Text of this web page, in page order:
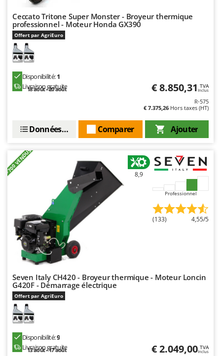
Ceccato Tritone Super Monster - Broyeur thermique
professionnel - Moteur Honda GX390
Offert par AgriEuro
Disponibilité:1
Livraison gratuite
18 août - 20 août € 8.850,31 TVA
Inclus
R-575
€ 7.375,26 Hors taxes (HT)
Ajouter
Comparer
Données techniques
+700 VENDUS 8,9
Professionnel
(133) 4,55/5
Seven Italy CH420 - Broyeur thermique - Moteur Loncin
G420F - Démarrage électrique
Offert par AgriEuro
Disponibilité:9
Livraison gratuite
13 août - 17 août € 2.049,00 TVA
Inclus